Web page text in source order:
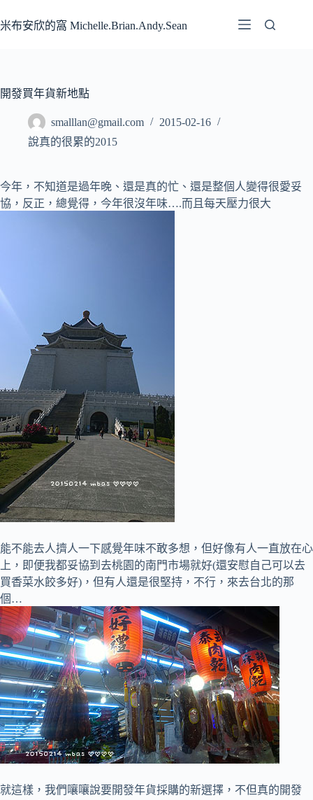
至
容
米布安欣的窩 Michelle.Brian.Andy.Sean
開發買年貨新地點
smalllan@gmail.com
2015-02-16
說真的很累的2015
今年，不知道是過年晚、還是真的忙、還是整個人變得很愛妥
協，反正，總覺得，今年很沒年味….而且每天壓力很大
能不能去人擠人一下感覺年味不敢多想，但好像有人一直放在心
上，即便我都妥協到去桃園的南門市場就好(還安慰自己可以去
買香菜水餃多好)，但有人還是很堅持，不行，來去台北的那
個…
就這樣，我們嚷嚷說要開發年貨採購的新選擇，不但真的開發